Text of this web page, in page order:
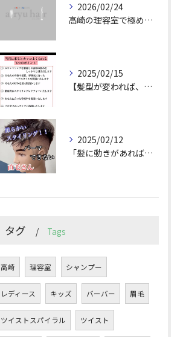
2026/02/24
高崎の理容室で極めるメンズカット技術
2025/02/15
【髪型が変われば、人生が変わる。
2025/02/12
「髪に動きがあれば印象は変わる！」
タグ Tags
高崎 理容室 シャンプー
レディース キッズ バーバー 眉毛
ツイストスパイラル ツイスト